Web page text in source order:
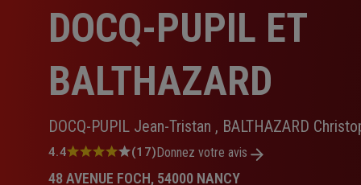
DOCQ-PUPIL ET
BALTHAZARD
DOCQ-PUPIL Jean-Tristan , BALTHAZARD
Note
4.4 (17)Donnez votre avis
48 AVENUE FOCH, 54000 NANCY